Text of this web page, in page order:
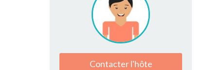
Contacter l'hôte